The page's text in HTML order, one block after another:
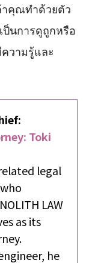
าคุณทำด้วยตัว
นการดูถูกหรือ
วามรู้และ
Toki
legal
LAW
as its
he